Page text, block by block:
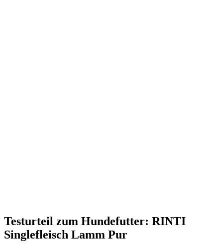
Testurteil zum Hundefutter: RINTI
Singlefleisch Lamm Pur